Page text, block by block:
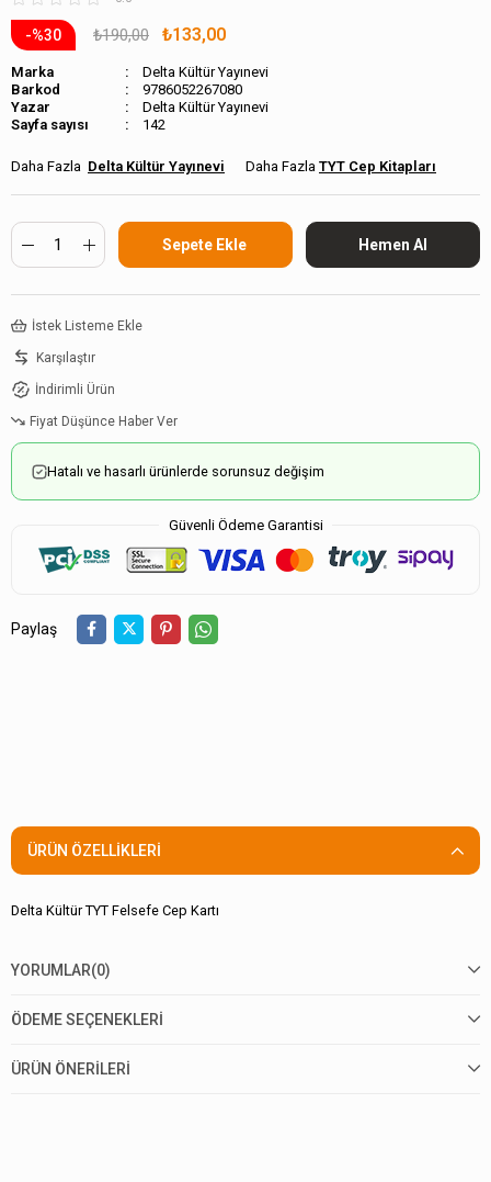
30 ₺190,00 ₺133,00
Marka
Delta Kültür Yayınevi
Barkod
9786052267080
Delta Kültür Yayınevi
Sayfa sayısı
142
Delta Kültür Yayınevi TYT Cep Kitapları
İstek Listeme Ekle
Karşılaştır
İndirimli Ürün
Fiyat Düşünce Haber Ver
Hatalı ve hasarlı ürünlerde sorunsuz değişim
Güvenli Ödeme Garantisi
Paylaş
ÜRÜN ÖZELLIKLERI
Delta Kültür TYT Felsefe Cep Kartı
YORUMLAR(0)
ÖDEME SEÇENEKLERI
ÜRÜN ÖNERILERI